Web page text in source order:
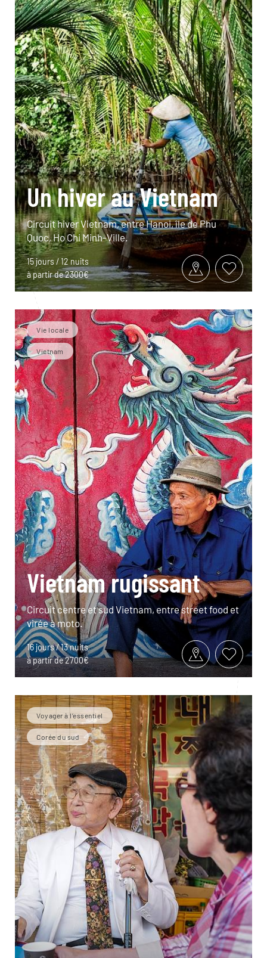
Un hiver au Vietnam
Circuit hiver Vietnam, entre Hanoi, île de Phu
Quoc, Ho Chi Minh-Ville.
15 jours / 12 nuits
à partir de 2300€
Vie locale
Vietnam
Vietnam rugissant
Circuit centre et sud Vietnam, entre street food et
virée à moto.
16 jours / 13 nuits
à partir de 2700€
Voyager à l’essentiel
Corée du sud